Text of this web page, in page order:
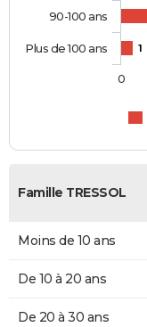
1
90-100 ans
Plus de 100 ans
0
Famille TRESSOL
Moins de 10 ans
De 10 à 20 ans
De 20 à 30 ans